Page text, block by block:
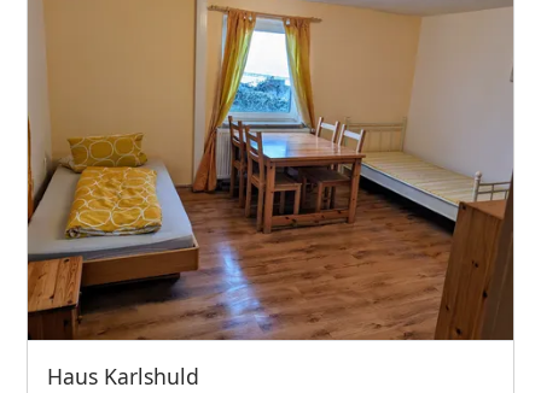
Haus Karlshuld